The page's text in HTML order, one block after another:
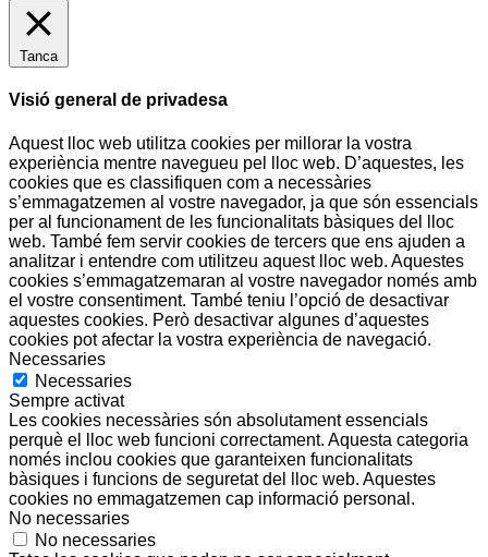
Tanca
Visió general de privadesa
Aquest lloc web utilitza cookies per millorar la vostra
experiència mentre navegueu pel lloc web. D’aquestes, les
cookies que es classifiquen com a necessàries
s’emmagatzemen al vostre navegador, ja que són essencials
per al funcionament de les funcionalitats bàsiques del lloc
web. També fem servir cookies de tercers que ens ajuden a
analitzar i entendre com utilitzeu aquest lloc web. Aquestes
cookies s’emmagatzemaran al vostre navegador només amb
el vostre consentiment. També teniu l’opció de desactivar
aquestes cookies. Però desactivar algunes d’aquestes
cookies pot afectar la vostra experiència de navegació.
Necessaries
Necessaries
Sempre activat
Les cookies necessàries són absolutament essencials
perquè el lloc web funcioni correctament. Aquesta categoria
només inclou cookies que garanteixen funcionalitats
bàsiques i funcions de seguretat del lloc web. Aquestes
cookies no emmagatzemen cap informació personal.
No necessaries
No necessaries